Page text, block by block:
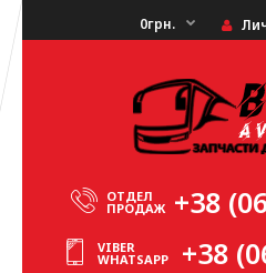
0грн.
ОТДЕЛ
ПРОДАЖ +38
VIBER
WHATSAPP +38